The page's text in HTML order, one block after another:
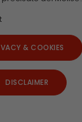
& COOKIES
DISCLAIMER